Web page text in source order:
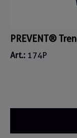
PREVENT®
Art.: 174P